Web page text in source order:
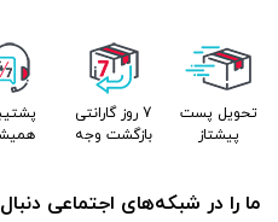
تحویل پست
پیشتاز
7 روز گارانتی
بازگشت وجه
ما را در شبکه‌های اجتماعی